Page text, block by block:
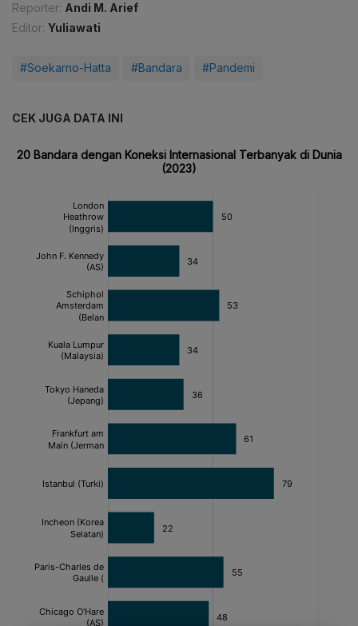
Reporter: Andi M. Arief
Editor: Yuliawati
#Soekarno-Hatta #Bandara #Pandemi
CEK JUGA DATA INI